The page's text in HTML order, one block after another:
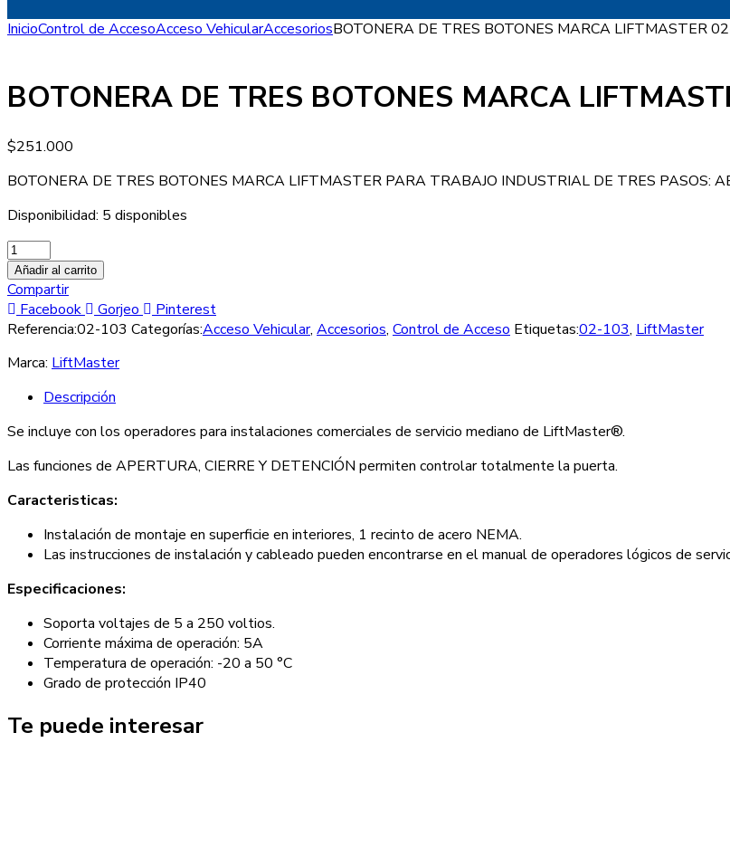
InicioControl de AccesoAcceso VehicularAccesoriosBOTONERA DE TRES BOTONES MARCA LIFTMASTER
BOTONERA DE TRES BOTONES MARCA
$251.000
BOTONERA DE TRES BOTONES MARCA LIFTMASTER PARA TRABAJO INDUSTRIAL DE TRES PASOS:
Disponibilidad: 5 disponibles
BOTONERA
DE
TRES
BOTONES
MARCA
02-
cantidad
Añadir al carrito
Compartir
Facebook
Gorjeo
Pinterest
Referencia:02-103 Categorías:Acceso Vehicular, Accesorios, Control de Acceso Etiquetas:02-103, LiftMaster
Marca: LiftMaster
Descripción
Se incluye con los operadores para instalaciones comerciales de servicio mediano de LiftMaster®.
Las funciones de APERTURA, CIERRE Y DETENCIÓN permiten controlar totalmente la puerta.
Caracteristicas:
Instalación de montaje en superficie en interiores, 1 recinto de acero NEMA.
Las instrucciones de instalación y cableado pueden encontrarse en el manual de operadores lógicos de
Especificaciones:
Soporta voltajes de 5 a 250 voltios.
Corriente máxima de operación: 5A
Temperatura de operación: -20 a 50 °C
Grado de protección IP40
Te puede interesar